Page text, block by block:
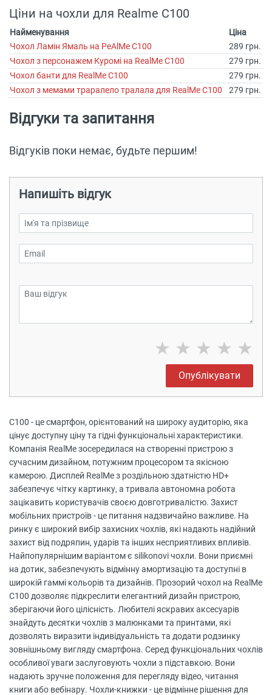
Ціни на чохли для Realme C100
Найменування
Ціна
Чохол Ламін Ямаль на РеAlMe C100
289 грн.
Чохол з персонажем Куромі на RealMe C100
279 грн.
Чохол банти для RealMe C100
279 грн.
Чохол з мемами траралело тралала для RealMe C100
279 грн.
Відгуки та запитання
Відгуків поки немає, будьте першим!
Напишіть відгук
★ ★ ★ ★ ★
Опублікувати
C100 - це смартфон, орієнтований на широку аудиторію, яка
цінує доступну ціну та гідні функціональні характеристики.
Компанія RealMe зосередилася на створенні пристрою з
сучасним дизайном, потужним процесором та якісною
камерою. Дисплей RealMe з роздільною здатністю HD+
забезпечує чітку картинку, а тривала автономна робота
зацікавить користувачів своєю довготривалістю. Захист
мобільних пристроїв - це питання надзвичайно важливе. На
ринку є широкий вибір захисних чохлів, які надають надійний
захист від подряпин, ударів та інших несприятливих впливів.
Найпопулярнішим варіантом є silikonovі чохли. Вони приємні
на дотик, забезпечують відмінну амортизацію та доступні в
широкій гаммі кольорів та дизайнів. Прозорий чохол на RealMe
C100 дозволяє підкреслити елегантний дизайн пристрою,
зберігаючи його цілісність. Любителі яскравих аксесуарів
знайдуть десятки чохлів з малюнками та принтами, які
дозволять виразити індивідуальність та додати родзинку
зовнішньому вигляду смартфона. Серед функціональних чохлів
особливої уваги заслуговують чохли з підставкою. Вони
надають зручне положення для перегляду відео, читання
книги або вебінару. Чохли-книжки - це відмінне рішення для